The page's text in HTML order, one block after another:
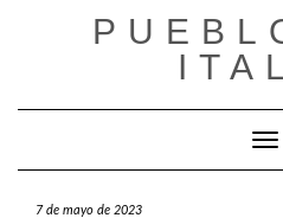
7 de mayo de 2023